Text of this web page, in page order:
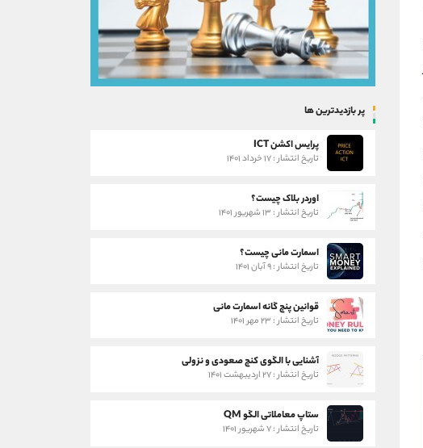
پر بازدیدترین ها
پرایس اکشن ICT
تاریخ انتشار : ۱۷ خرداد ۱۴۰۱
اوردر بلاک چیست؟
تاریخ انتشار : ۱۳ شهریور ۱۴۰۱
اسمارت مانی چیست؟
تاریخ انتشار : ۹ آبان ۱۴۰۱
قوانین پنج گانه اسمارت مانی
تاریخ انتشار : ۲۳ مهر ۱۴۰۱
آشنایی با الگوی کنج صعودی و نزولی
تاریخ انتشار : ۲۷ اردیبهشت ۱۴۰۱
ستاپ معاملاتی الگو QM
تاریخ انتشار : ۷ شهریور ۱۴۰۱